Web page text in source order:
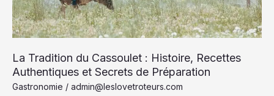
Authentiques
La Tradition du Cassoulet : Histoire, Recettes
Authentiques et Secrets de Préparation
Gastronomie / admin@leslovetroteurs.com